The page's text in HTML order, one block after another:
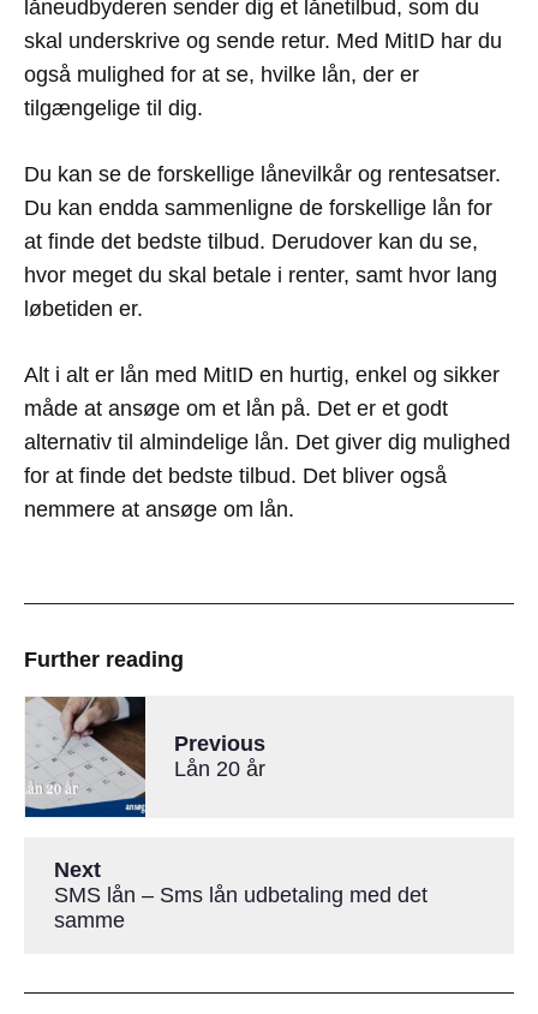
låneudbyderen sender dig et lånetilbud, som du
skal underskrive og sende retur. Med MitID har du
også mulighed for at se, hvilke lån, der er
tilgængelige til dig.
Du kan se de forskellige lånevilkår og rentesatser.
Du kan endda sammenligne de forskellige lån for
at finde det bedste tilbud. Derudover kan du se,
hvor meget du skal betale i renter, samt hvor lang
løbetiden er.
Alt i alt er lån med MitID en hurtig, enkel og sikker
måde at ansøge om et lån på. Det er et godt
alternativ til almindelige lån. Det giver dig mulighed
for at finde det bedste tilbud. Det bliver også
nemmere at ansøge om lån.
Further reading
Previous
Lån 20 år
Next
SMS lån – Sms lån udbetaling med det
samme